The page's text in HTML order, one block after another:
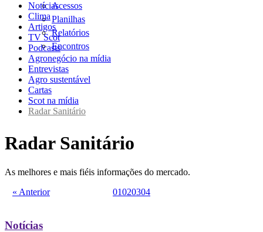
Acessos
Planilhas
Relatórios
Encontros
Notícias
Clima
Artigos
TV Scot
Podcasts
Agronegócio na mídia
Entrevistas
Agro sustentável
Cartas
Scot na mídia
Radar Sanitário
Radar Sanitário
As melhores e mais fiéis informações do mercado.
« Anterior
01020304
Notícias